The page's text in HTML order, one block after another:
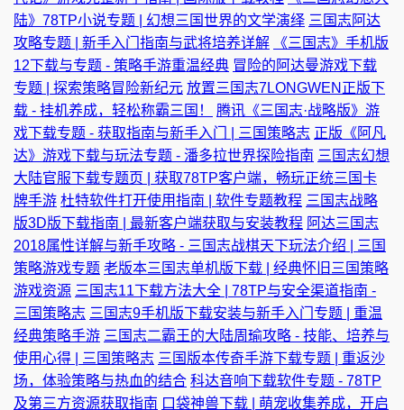
陆》78TP小说专题 | 幻想三国世界的文学演绎 三国志阿达
攻略专题 | 新手入门指南与武将培养详解
《三国志》手机版
12下载与专题 - 策略手游重温经典 冒险的阿达曼游戏下载
专题 | 探索策略冒险新纪元 放置三国志7LONGWEN正版下
载 - 挂机养成，轻松称霸三国！
腾讯《三国志·战略版》游
戏下载专题 - 获取指南与新手入门 | 三国策略志 正版《阿凡
达》游戏下载与玩法专题 - 潘多拉世界探险指南 三国志幻想
大陆官服下载专题页 | 获取78TP客户端，畅玩正统三国卡
牌手游 杜特软件打开使用指南 | 软件专题教程 三国志战略
版3D版下载指南 | 最新客户端获取与安装教程 阿达三国志
2018属性详解与新手攻略 - 三国志战棋天下玩法介绍 | 三国
策略游戏专题 老版本三国志单机版下载 | 经典怀旧三国策略
游戏资源 三国志11下载方法大全 | 78TP与安全渠道指南 -
三国策略志 三国志9手机版下载安装与新手入门专题 | 重温
经典策略手游 三国志二霸王的大陆周瑜攻略 - 技能、培养与
使用心得 | 三国策略志 三国版本传奇手游下载专题 | 重返沙
场，体验策略与热血的结合 科达音响下载软件专题 - 78TP
及第三方资源获取指南 口袋神兽下载 | 萌宠收集养成，开启